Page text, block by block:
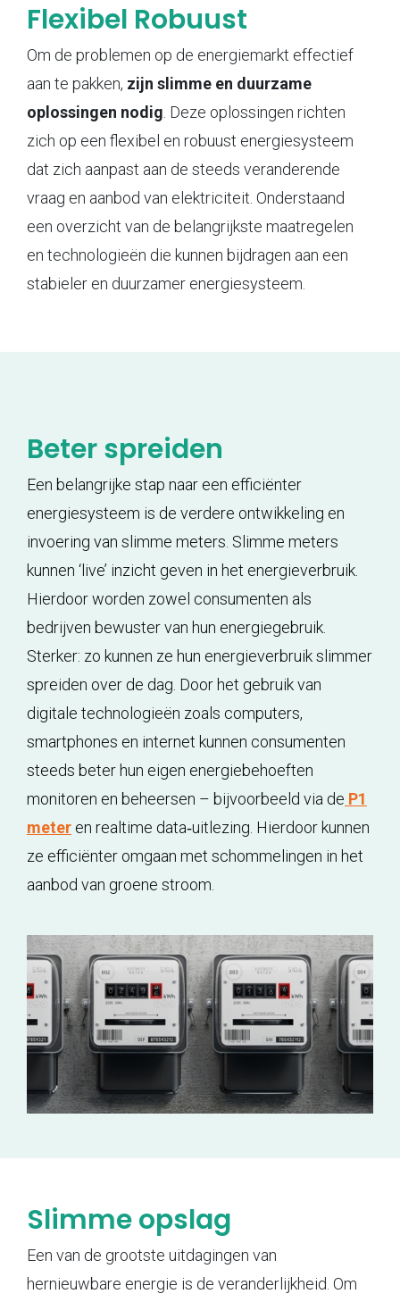
Flexibel Robuust
Om de problemen op de energiemarkt effectief
aan te pakken, zijn slimme en duurzame
oplossingen nodig . Deze oplossingen richten
zich op een flexibel en robuust energiesysteem
dat zich aanpast aan de steeds veranderende
vraag en aanbod van elektriciteit. Onderstaand
een overzicht van de belangrijkste maatregelen
en technologieën die kunnen bijdragen aan een
stabieler en duurzamer energiesysteem.
Beter spreiden
Een belangrijke stap naar een efficiënter
energiesysteem is de verdere ontwikkeling en
invoering van slimme meters. Slimme meters
kunnen ‘live’ inzicht geven in het energieverbruik.
Hierdoor worden zowel consumenten als
bedrijven bewuster van hun energiegebruik.
Sterker: zo kunnen ze hun energieverbruik slimmer
spreiden over de dag. Door het gebruik van
digitale technologieën zoals computers,
smartphones en internet kunnen consumenten
steeds beter hun eigen energiebehoeften
monitoren en beheersen – bijvoorbeeld via de P1
meter en realtime data‑uitlezing. Hierdoor kunnen
ze efficiënter omgaan met schommelingen in het
aanbod van groene stroom.
Slimme opslag
Een van de grootste uitdagingen van
hernieuwbare energie is de veranderlijkheid. Om